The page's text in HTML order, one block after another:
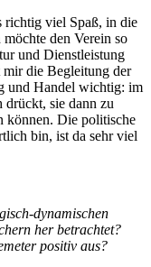
richtig viel Spaß, in die
den Verein so
und Dienstleistung
mir die Begleitung der
und Handel wichtig: im
drückt, sie dann zu
können. Die politische
bin, ist da sehr viel
dynamischen
her betrachtet?
positiv aus?